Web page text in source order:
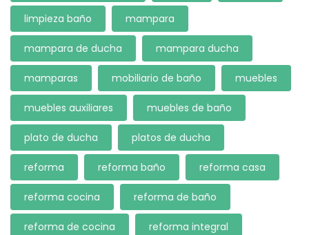
limpieza baño mampara
mampara de ducha mampara ducha
mamparas mobiliario de baño muebles
muebles auxiliares muebles de baño
plato de ducha platos de ducha
reforma reforma baño reforma casa
reforma cocina reforma de baño
reforma de cocina reforma integral